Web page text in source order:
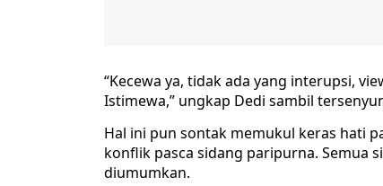
“Kecewa ya, tidak ada yang interupsi,
Istimewa,” ungkap Dedi sambil
Hal ini pun sontak memukul keras hati
konflik pasca sidang paripurna. Semua
diumumkan.